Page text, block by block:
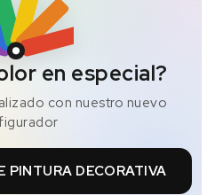
en especial?
con nuestro nuevo
PINTURA DECORATIVA